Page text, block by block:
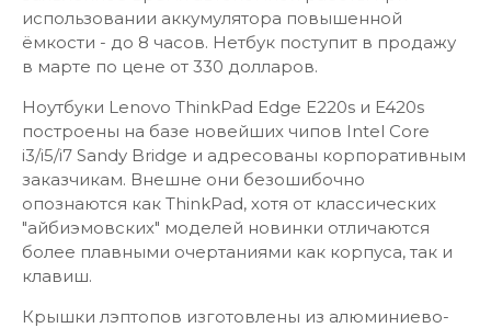
использовании аккумулятора повышенной
ёмкости - до 8 часов. Нетбук поступит в продажу
в марте по цене от 330 долларов.
Ноутбуки Lenovo ThinkPad Edge E220s и E420s
построены на базе новейших чипов Intel Core
i3/i5/i7 Sandy Bridge и адресованы корпоративным
заказчикам. Внешне они безошибочно
опознаются как ThinkPad, хотя от классических
"айбиэмовских" моделей новинки отличаются
более плавными очертаниями как корпуса, так и
клавиш.
Крышки лэптопов изготовлены из алюминиево-